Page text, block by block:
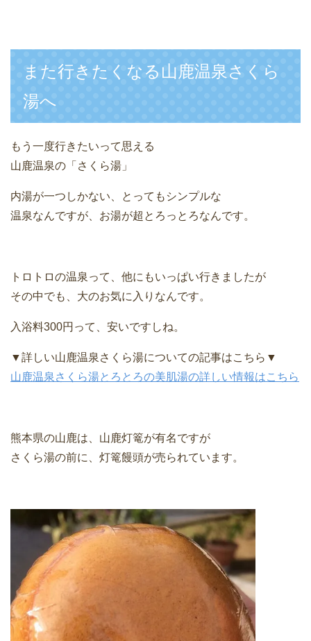
また行きたくなる山鹿温泉さくら
湯へ
もう一度行きたいって思える
山鹿温泉の「さくら湯」
内湯が一つしかない、とってもシンプルな
温泉なんですが、お湯が超とろっとろなんです。
トロトロの温泉って、他にもいっぱい行きましたが
その中でも、大のお気に入りなんです。
入浴料300円って、安いですしね。
▼詳しい山鹿温泉さくら湯についての記事はこちら▼
山鹿温泉さくら湯とろとろの美肌湯の詳しい情報はこちら
熊本県の山鹿は、山鹿灯篭が有名ですが
さくら湯の前に、灯篭饅頭が売られています。